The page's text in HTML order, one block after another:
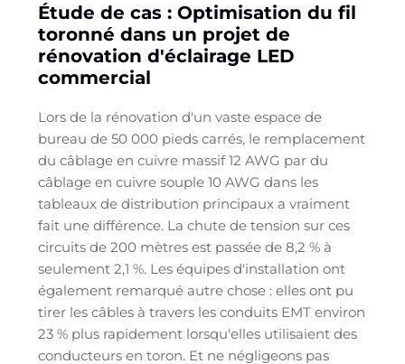
Étude de cas : Optimisation du fil
toronné dans un projet de
rénovation d'éclairage LED
commercial
Lors de la rénovation d'un vaste espace de
bureau de 50 000 pieds carrés, le remplacement
du câblage en cuivre massif 12 AWG par du
câblage en cuivre souple 10 AWG dans les
tableaux de distribution principaux a vraiment
fait une différence. La chute de tension sur ces
circuits de 200 mètres est passée de 8,2 % à
seulement 2,1 %. Les équipes d'installation ont
également remarqué autre chose : elles ont pu
tirer les câbles à travers les conduits EMT environ
23 % plus rapidement lorsqu'elles utilisaient des
conducteurs en toron. Et ne négligeons pas